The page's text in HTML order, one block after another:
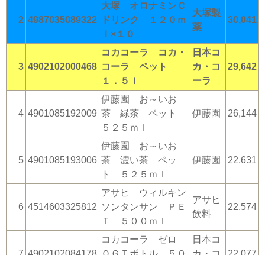
2 4987035089322
大塚 オロナミンＣ
ドリンク １２０ｍ
ｌ×１０
大塚製
薬
30,041
3 4902102000468
コカコーラ コカ・
コーラ ペット
１．５ｌ
日本コ
カ・コ
ーラ
29,642
4 4901085192009
伊藤園 お～いお
茶 緑茶 ペット
５２５ｍｌ
伊藤園 26,144
5 4901085193006
伊藤園 お～いお
茶 濃い茶 ペッ
ト ５２５ｍｌ
伊藤園 22,631
6 4514603325812
アサヒ ウィルキン
ソンタンサン ＰＥ
Ｔ ５００ｍｌ
アサヒ
飲料
22,574
コカコーラ ゼロ
日本コ